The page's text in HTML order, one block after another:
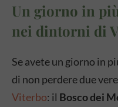
Un giorno in
nei dintorni di
Se avete un giorno in
di non perdere due
Viterbo: il Bosco dei